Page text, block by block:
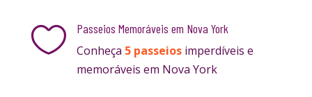

Passeios Memoráveis em Nova York
Conheça 5 passeiosimperdíveis e
memoráveis em Nova York